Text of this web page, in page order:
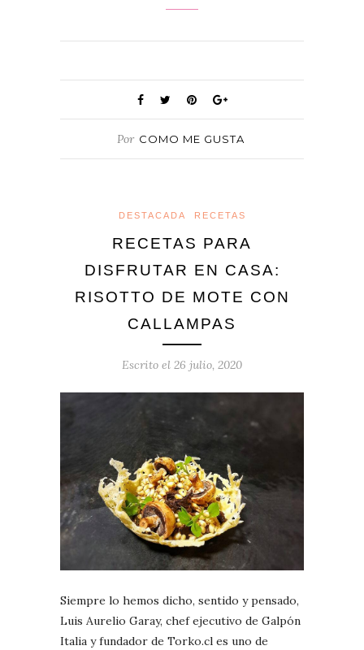
Por COMO ME GUSTA
DESTACADA RECETAS
RECETAS PARA
DISFRUTAR EN CASA:
RISOTTO DE MOTE CON
CALLAMPAS
Escrito el 26 julio, 2020
Siempre lo hemos dicho, sentido y pensado,
Luis Aurelio Garay, chef ejecutivo de Galpón
Italia y fundador de Torko.cl es uno de